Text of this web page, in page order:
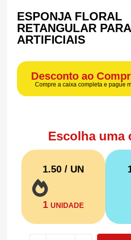
ESPONJA FLORAL
RETANGULAR
ARTIFICIAIS
Desconto ao
Compre a caixa completa e pague
Escolha uma
1.50 / UN
1 UNIDADE